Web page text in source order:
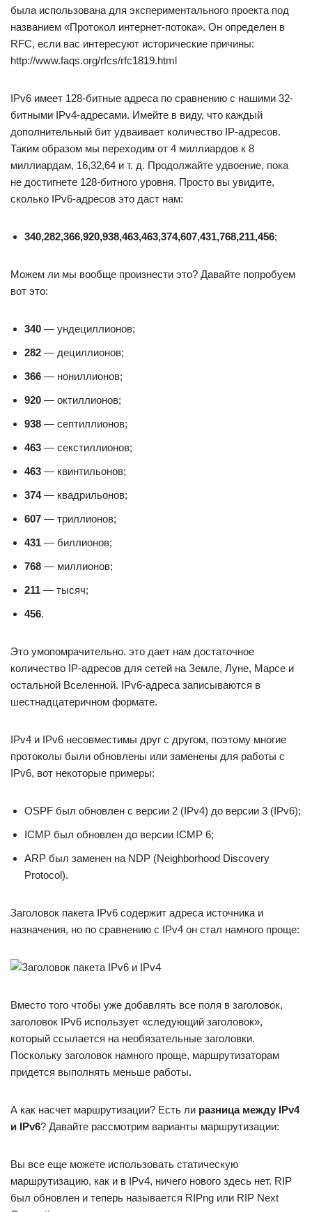
была использована для экспериментального проекта под
названием «Протокол интернет-потока». Он определен в
RFC, если вас интересуют исторические причины:
http://www.faqs.org/rfcs/rfc1819.html
IPv6 имеет 128-битные адреса по сравнению с нашими 32-
битными IPv4-адресами. Имейте в виду, что каждый
дополнительный бит удваивает количество IP-адресов.
Таким образом мы переходим от 4 миллиардов к 8
миллиардам, 16,32,64 и т. д. Продолжайте удвоение, пока
не достигнете 128-битного уровня. Просто вы увидите,
сколько IPv6-адресов это даст нам:
340,282,366,920,938,463,463,374,607,431,768,211,456;
Можем ли мы вообще произнести это? Давайте попробуем
вот это:
340 — ундециллионов;
282 — дециллионов;
366 — нониллионов;
920 — октиллионов;
938 — септиллионов;
463 — секстиллионов;
463 — квинтильонов;
374— квадрильонов;
607 — триллионов;
431 — биллионов;
768 — миллионов;
211 — тысяч;
456.
Это умопомрачительно. это дает нам достаточное
количество IP-адресов для сетей на Земле, Луне, Марсе и
остальной Вселенной. IPv6-адреса записываются в
шестнадцатеричном формате.
IPv4 и IPv6 несовместимы друг с другом, поэтому многие
протоколы были обновлены или заменены для работы с
IPv6, вот некоторые примеры:
OSPF был обновлен с версии 2 (IPv4) до версии 3 (IPv6);
ICMP был обновлен до версии ICMP 6;
ARP был заменен на NDP (Neighborhood Discovery
Protocol).
Заголовок пакета IPv6 содержит адреса источника и
назначения, но по сравнению с IPv4 он стал намного проще:
Вместо того чтобы уже добавлять все поля в заголовок,
заголовок IPv6 использует «следующий заголовок»,
который ссылается на необязательные заголовки.
Поскольку заголовок намного проще, маршрутизаторам
придется выполнять меньше работы.
А как насчет маршрутизации? Есть ли разница между IPv4
и IPv6? Давайте рассмотрим варианты маршрутизации:
Вы все еще можете использовать статическую
маршрутизацию, как и в IPv4, ничего нового здесь нет. RIP
был обновлен и теперь называется RIPng или RIP Next